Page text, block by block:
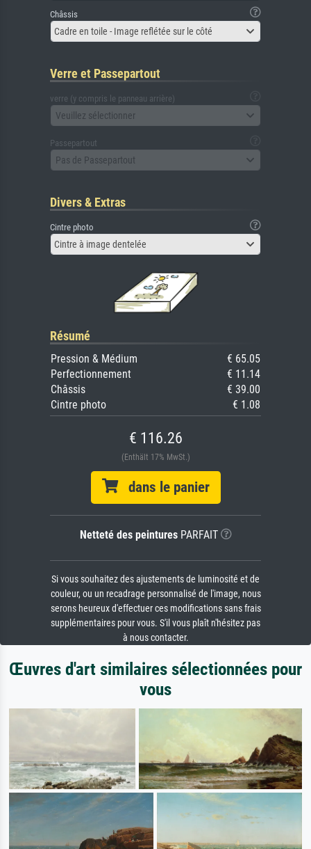
Châssis
Cadre en toile - Image reflétée sur le côté
Verre et Passepartout
verre (y compris le panneau arrière)
Veuillez sélectionner
Passepartout
Pas de Passepartout
Divers & Extras
Cintre photo
Cintre à image dentelée
Résumé
Pression & Médium
€ 65.05
Perfectionnement
€ 11.14
Châssis
€ 39.00
Cintre photo
€ 1.08
€ 116.26
(Enthält 17% MwSt.)
dans le panier
Netteté des peinturesPARFAIT
Si vous souhaitez des ajustements de luminosité et de
couleur, ou un recadrage personnalisé de l'image, nous
serons heureux d'effectuer ces modifications sans frais
supplémentaires pour vous. S'il vous plaît n'hésitez pas
à nous contacter.
Œuvres d'art similaires sélectionnées pour
vous